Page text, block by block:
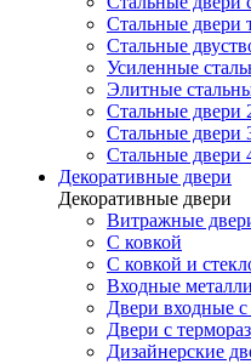
Стальные двери
Стальные
Усиленные
Элитные
Стальные двери
Стальные двери
Стальные двери
Декоративные двери
Декоративные двери
Витражные
С ковкой
С ковкой и
Входные
Двери входные с
Двери с
Дизайнерские